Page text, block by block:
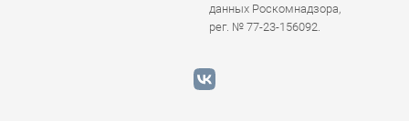
данных Роскомнадзора,
рег. № 77-23-156092.